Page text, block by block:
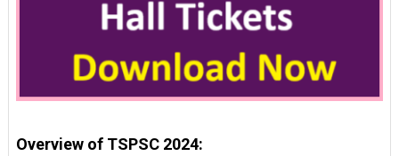
Overview of TSPSC 2024: